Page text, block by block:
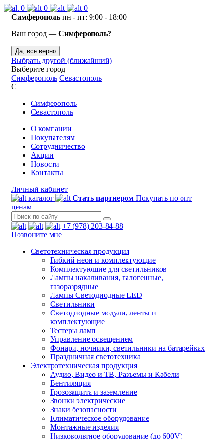
0 0
0
Симферополь пн - пт: 9:00 - 18:00
Ваш город — Симферополь?
Да, все верно
Выбрать другой (ближайший)
Выберите город
Симферополь Севастополь
С
Симферополь
Севастополь
О компании
Покупателям
Сотрудничество
Акции
Новости
Контакты
Личный кабинет
каталог
Стать партнером Покупать по опт
ценам
+7 (978) 203-84-88
Позвоните мне
Светотехническая продукция
Гибкий неон и комплектующие
Комплектующие для светильников
Лампы накаливания, галогенные,
газоразрядные
Лампы Светодиодные LED
Светильники
Светодиодные модули, ленты и
комплектующие
Тестеры ламп
Управление освещением
Фонари, ночники, светильники на батарейках
Праздничная светотехника
Электротехническая продукция
Аудио, Видео и ТВ, Разъемы и Кабели
Вентиляция
Грозозащита и заземление
Звонки электрические
Знаки безопасности
Климатическое оборудование
Монтажные изделия
Низковольтное оборудование (до 600V)